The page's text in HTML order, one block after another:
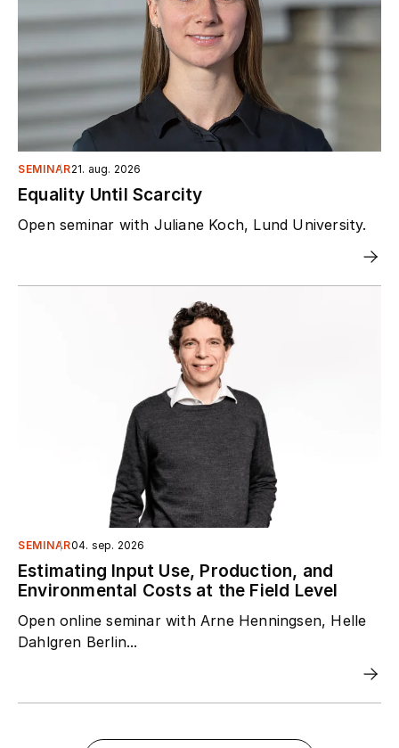
SEMINAR21. aug. 2026
Equality Until Scarcity
Open seminar with Juliane Koch, Lund University.
SEMINAR04. sep. 2026
Estimating Input Use, Production, and
Environmental Costs at the Field Level
Open online seminar with Arne Henningsen, Helle
Dahlgren Berlin...